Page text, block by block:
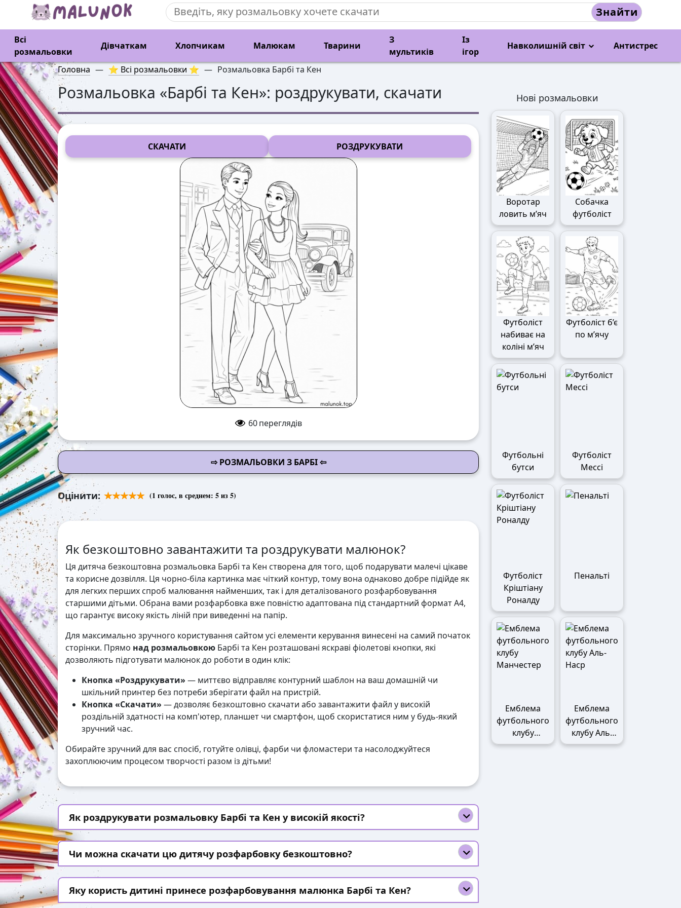
Знайти
Всі
розмальовки
Дівчаткам Хлопчикам Малюкам Тварини
З
мультиків
Із
ігор
Навколишній світ Антистрес
Головна — ⭐ Всі розмальовки ⭐ — Розмальовка Барбі та Кен
Розмальовка «Барбі та Кен»: роздрукувати, скачати
СКАЧАТИ РОЗДРУКУВАТИ
60 переглядів
⇨ РОЗМАЛЬОВКИ З БАРБІ ⇦
Оцінити: (1 голос, в среднем: 5из 5)
Як безкоштовно завантажити та роздрукувати малюнок?
Ця дитяча безкоштовна розмальовка Барбі та Кен створена для того, щоб подарувати малечі цікаве
та корисне дозвілля. Ця чорно-біла картинка має чіткий контур, тому вона однаково добре підійде як
для легких перших спроб малювання найменших, так і для деталізованого розфарбовування
старшими дітьми. Обрана вами розфарбовка вже повністю адаптована під стандартний формат А4,
що гарантує високу якість ліній при виведенні на папір.
Для максимально зручного користування сайтом усі елементи керування винесені на самий початок
сторінки. Прямо над розмальовкою Барбі та Кен розташовані яскраві фіолетові кнопки, які
дозволяють підготувати малюнок до роботи в один клік:
Кнопка «Роздрукувати» — миттєво відправляє контурний шаблон на ваш домашній чи
шкільний принтер без потреби зберігати файл на пристрій.
Кнопка «Скачати» — дозволяє безкоштовно скачати або завантажити файл у високій
роздільній здатності на комп'ютер, планшет чи смартфон, щоб скористатися ним у будь-який
зручний час.
Обирайте зручний для вас спосіб, готуйте олівці, фарби чи фломастери та насолоджуйтеся
захоплюючим процесом творчості разом із дітьми!
Як роздрукувати розмальовку Барбі та Кен у високій якості?
Чи можна скачати цю дитячу розфарбовку безкоштовно?
Яку користь дитині принесе розфарбовування малюнка Барбі та Кен?
Нові розмальовки
Воротар
ловить м’яч
Собачка
футболіст
Футболіст
набиває на
коліні м’яч
Футболіст б’є
по м’ячу
Футбольні
бутси
Футболіст
Мессі
Футболіст
Кріштіану
Роналду
Пенальті
Емблема
футбольного
клубу
Манчестер
Емблема
футбольного
клубу Аль-
Наср